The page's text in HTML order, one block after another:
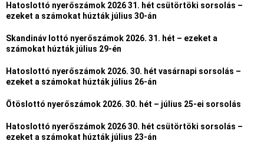
Hatoslottó nyerőszámok 2026 31. hét csütörtöki sorsolás –
ezeket a számokat húzták július 30-án
Skandináv lottó nyerőszámok 2026. 31. hét – ezeket a
számokat húzták július 29-én
Hatoslottó nyerőszámok 2026. 30. hét vasárnapi sorsolás –
ezeket a számokat húzták július 26-án
Ötöslottó nyerőszámok 2026. 30. hét – július 25-ei sorsolás
Hatoslottó nyerőszámok 2026 30. hét csütörtöki sorsolás –
ezeket a számokat húzták július 23-án